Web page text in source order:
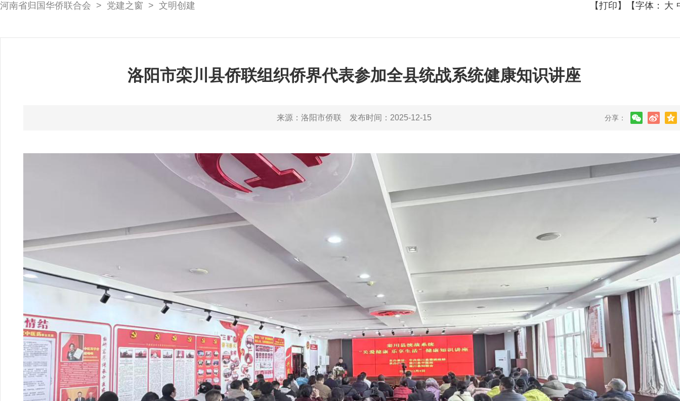
河南省归国华侨联合会 党建之窗 文明创建 【打印】 【字体： 大
洛阳市栾川县侨联组织侨界代表参加全县统战系统健康知识讲座
来源： 洛阳市侨联 发布时间： 2025-12-15 分享：